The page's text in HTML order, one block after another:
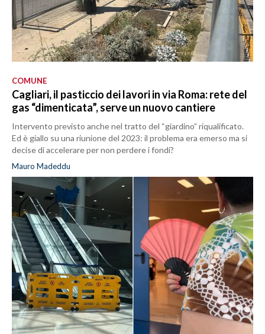
COMUNE
Cagliari, il pasticcio dei lavori in via Roma: rete del
gas “dimenticata”, serve un nuovo cantiere
Intervento previsto anche nel tratto del “giardino” riqualificato.
Ed è giallo su una riunione del 2023: il problema era emerso ma si
decise di accelerare per non perdere i fondi?
Mauro Madeddu